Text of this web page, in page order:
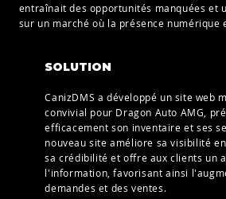
entraînait des opportunités manquées et
sur un marché où la présence numérique
SOLUTION
CanizDMS a développé un site web
convivial pour Dragon Auto AMG,
efficacement son inventaire et ses
nouveau site améliore sa visibilité
sa crédibilité et offre aux clients un
l'information, favorisant ainsi
demandes et des ventes.